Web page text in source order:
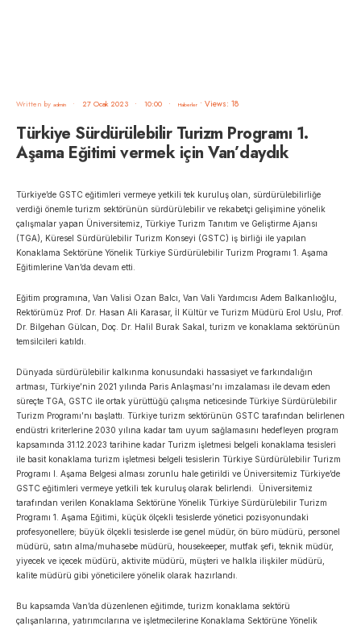
Written by admin • 27 Ocak 2023 • 10:00 • Haberler • Views: 18
Türkiye Sürdürülebilir Turizm Programı 1.
Aşama Eğitimi vermek için Van’daydık
Türkiye’de GSTC eğitimleri vermeye yetkili tek kuruluş olan, sürdürülebilirliğe
verdiği önemle turizm sektörünün sürdürülebilir ve rekabetçi gelişimine yönelik
çalışmalar yapan Üniversitemiz, Türkiye Turizm Tanıtım ve Geliştirme Ajansı
(TGA), Küresel Sürdürülebilir Turizm Konseyi (GSTC) iş birliği ile yapılan
Konaklama Sektörüne Yönelik Türkiye Sürdürülebilir Turizm Programı 1. Aşama
Eğitimlerine Van’da devam etti.
Eğitim programına, Van Valisi Ozan Balcı, Van Vali Yardımcısı Adem Balkanlıoğlu,
Rektörümüz Prof. Dr. Hasan Ali Karasar, İl Kültür ve Turizm Müdürü Erol Uslu, Prof.
Dr. Bilgehan Gülcan, Doç. Dr. Halil Burak Sakal, turizm ve konaklama sektörünün
temsilcileri katıldı.
Dünyada sürdürülebilir kalkınma konusundaki hassasiyet ve farkındalığın
artması, Türkiye’nin 2021 yılında Paris Anlaşması’nı imzalaması ile devam eden
süreçte TGA, GSTC ile ortak yürüttüğü çalışma neticesinde Türkiye Sürdürülebilir
Turizm Programı’nı başlattı. Türkiye turizm sektörünün GSTC tarafından belirlenen
endüstri kriterlerine 2030 yılına kadar tam uyum sağlamasını hedefleyen program
kapsamında 31.12.2023 tarihine kadar Turizm işletmesi belgeli konaklama tesisleri
ile basit konaklama turizm işletmesi belgeli tesislerin Türkiye Sürdürülebilir Turizm
Programı I. Aşama Belgesi alması zorunlu hale getirildi ve Üniversitemiz Türkiye’de
GSTC eğitimleri vermeye yetkili tek kuruluş olarak belirlendi. Üniversitemiz
tarafından verilen Konaklama Sektörüne Yönelik Türkiye Sürdürülebilir Turizm
Programı 1. Aşama Eğitimi, küçük ölçekli tesislerde yönetici pozisyonundaki
profesyonellere; büyük ölçekli tesislerde ise genel müdür, ön büro müdürü, personel
müdürü, satın alma/muhasebe müdürü, housekeeper, mutfak şefi, teknik müdür,
yiyecek ve içecek müdürü, aktivite müdürü, müşteri ve halkla ilişkiler müdürü,
kalite müdürü gibi yöneticilere yönelik olarak hazırlandı.
Bu kapsamda Van’da düzenlenen eğitimde, turizm konaklama sektörü
çalışanlarına, yatırımcılarına ve işletmecilerine Konaklama Sektörüne Yönelik